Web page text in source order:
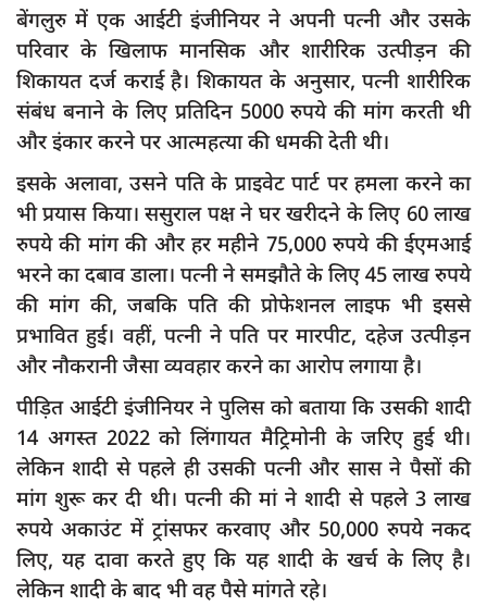
साक्षात्कार
सामाजिक
खेल
latest
प्रशासनिक
दुर्घटना
editors-pick
other
Login
Register
English
बेंगलुरु में एक आईटी इंजीनियर ने अपनी पत्नी और उसके
परिवार के खिलाफ मानसिक और शारीरिक उत्पीड़न की
शिकायत दर्ज कराई है। शिकायत के अनुसार, पत्नी शारीरिक
संबंध बनाने के लिए प्रतिदिन 5000 रुपये की मांग करती थी
और इंकार करने पर आत्महत्या की धमकी देती थी।
इसके अलावा, उसने पति के प्राइवेट पार्ट पर हमला करने का
भी प्रयास किया। ससुराल पक्ष ने घर खरीदने के लिए 60 लाख
रुपये की मांग की और हर महीने 75,000 रुपये की ईएमआई
भरने का दबाव डाला। पत्नी ने समझौते के लिए 45 लाख रुपये
की मांग की, जबकि पति की प्रोफेशनल लाइफ भी इससे
प्रभावित हुई। वहीं, पत्नी ने पति पर मारपीट, दहेज उत्पीड़न
और नौकरानी जैसा व्यवहार करने का आरोप लगाया है।
पीड़ित आईटी इंजीनियर ने पुलिस को बताया कि उसकी शादी
14 अगस्त 2022 को लिंगायत मैट्रिमोनी के जरिए हुई थी।
लेकिन शादी से पहले ही उसकी पत्नी और सास ने पैसों की
मांग शुरू कर दी थी। पत्नी की मां ने शादी से पहले 3 लाख
रुपये अकाउंट में ट्रांसफर करवाए और 50,000 रुपये नकद
लिए, यह दावा करते हुए कि यह शादी के खर्च के लिए है।
लेकिन शादी के बाद भी वह पैसे मांगते रहे।